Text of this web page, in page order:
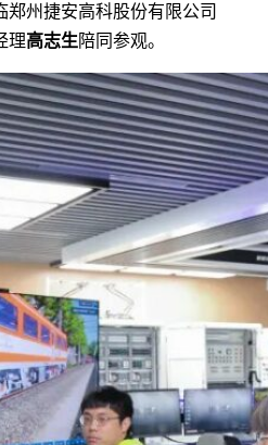
郑州捷安高科股份有限公司
理高志生 陪同参观。